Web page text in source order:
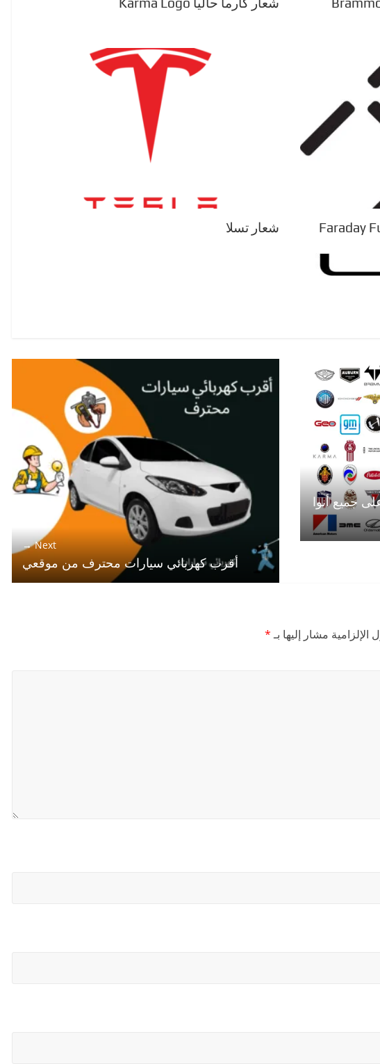
شعار تسلا
جميع أنوا
Next →
أقرب كهربائي سيارات محترف من موقعي
الإلزامية مشار إليها بـ*